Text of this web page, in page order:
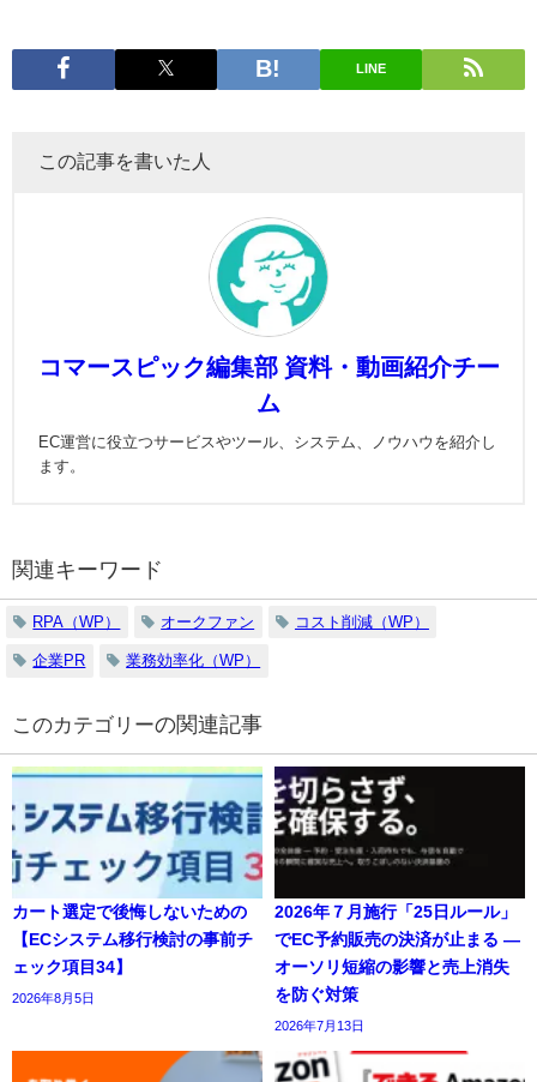
LINE
この記事を書いた人
コマースピック編集部 資料・動画紹介チー
ム
EC運営に役立つサービスやツール、システム、ノウハウを紹介し
ます。
関連キーワード
RPA（WP） オークファン コスト削減（WP）
企業PR 業務効率化（WP）
の関連記事
カート選定で後悔しないための
【ECシステム移行検討の事前チ
ェック項目34】
2026年8月5日
2026年７月施行「25日ルール」
でEC予約販売の決済が止まる ―
オーソリ短縮の影響と売上消失
を防ぐ対策
2026年7月13日